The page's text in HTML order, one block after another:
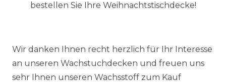
bestellen Sie Ihre Weihnachtstischdecke!
Wir danken Ihnen recht herzlich für Ihr Interesse
an unseren Wachstuchdecken und freuen uns
sehr Ihnen unseren Wachsstoff zum Kauf